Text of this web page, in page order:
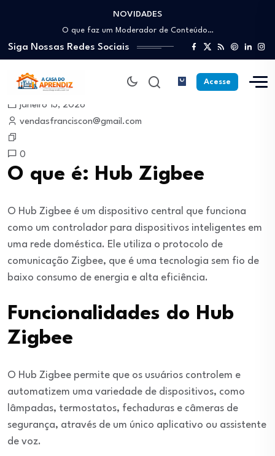
NOVIDADES
Como trabalhar como Estoquista: O guia para…
O que faz um Moderador de Conteúdo…
Como ser um Afiliado de Sucesso trabalhando…
Como dar Aulas Particulares Online e viver…
Profissão Instalador Solar: Como entrar no mercado…
Como trabalhar como Estoquista: O guia para…
O que faz um Moderador de Conteúdo…
Como ser um Afiliado de Sucesso trabalhando…
Siga Nossas Redes Sociais
Acesse
janeiro 13, 2026
vendasfranciscon@gmail.com
0
O que é: Hub Zigbee
O Hub Zigbee é um dispositivo central que funciona
como um controlador para dispositivos inteligentes em
uma rede doméstica. Ele utiliza o protocolo de
comunicação Zigbee, que é uma tecnologia sem fio de
baixo consumo de energia e alta eficiência.
Funcionalidades do Hub
Zigbee
O Hub Zigbee permite que os usuários controlem e
automatizem uma variedade de dispositivos, como
lâmpadas, termostatos, fechaduras e câmeras de
segurança, através de um único aplicativo ou assistente
de voz.